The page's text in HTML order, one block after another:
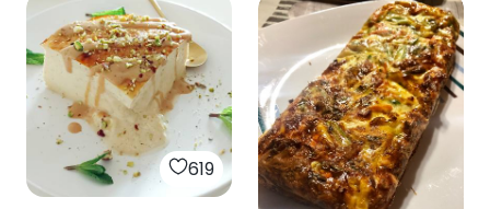
619